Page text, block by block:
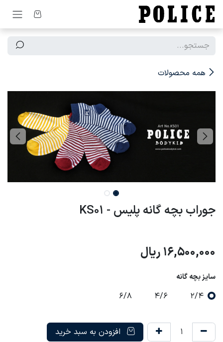
صرف نظر و مشاهده محتوا
همه محصولات
جوراب بچه گانه پلیس - KS01
16,500,000 ریال
سایز بچه گانه
2/4
4/6
6/8
افزودن به سبد خرید